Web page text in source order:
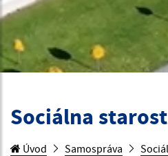
Sociálna
Úvod Samospráva